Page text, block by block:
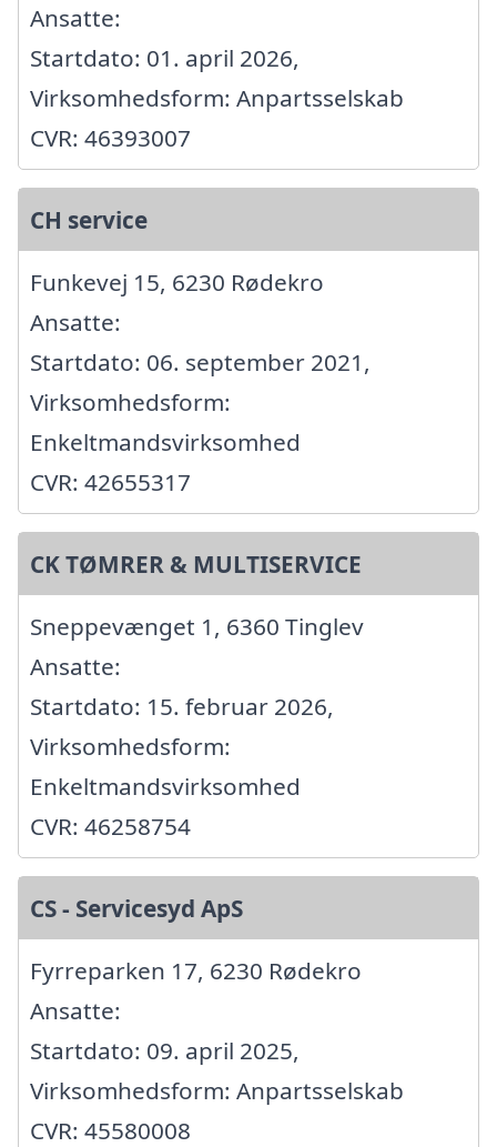
Ansatte:
Startdato: 01. april 2026,
Virksomhedsform: Anpartsselskab
CVR: 46393007
CH service
Funkevej 15, 6230 Rødekro
Ansatte:
Startdato: 06. september 2021,
Virksomhedsform:
Enkeltmandsvirksomhed
CVR: 42655317
CK TØMRER & MULTISERVICE
Sneppevænget 1, 6360 Tinglev
Ansatte:
Startdato: 15. februar 2026,
Virksomhedsform:
Enkeltmandsvirksomhed
CVR: 46258754
CS - Servicesyd ApS
Fyrreparken 17, 6230 Rødekro
Ansatte:
Startdato: 09. april 2025,
Virksomhedsform: Anpartsselskab
CVR: 45580008